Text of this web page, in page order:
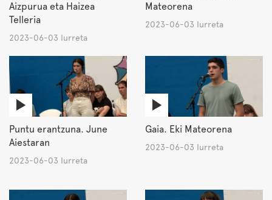
Aizpurua eta Haizea
Telleria
2023-06-03 Iurreta
Mateorena
2023-06-03 Iurreta
Puntu erantzuna. June
Aiestaran
2023-06-03 Iurreta
Gaia. Eki Mateorena
2023-06-03 Iurreta